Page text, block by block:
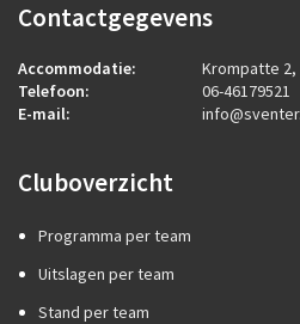
Contactgegevens
Accommodatie:
Krompatte 2,
Telefoon:
06-46179521
E-mail:
Cluboverzicht
Programma per team
Uitslagen per team
Stand per team